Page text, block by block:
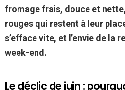
fromage frais, douce et
rouges qui restent à leur
s’efface vite, et l’envie de la
week-end.
Le déclic de juin :